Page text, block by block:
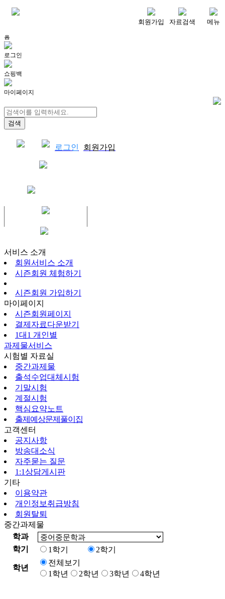
회원가입 자료검색 메뉴
홈
로그인
쇼핑백
마이페이지
로그인 회원가입
서비스 소개
회원서비스 소개
시즌회원 체험하기
시즌회원 가입하기
마이페이지
시즌회원페이지
결제자료다운받기
1대1 개인별
과제물서비스
시험별 자료실
중간과제물
출석수업대체시험
기말시험
계절시험
핵심요약노트
출제예상문제풀이집
고객센터
공지사항
방송대소식
자주묻는 질문
1:1상담게시판
기타
이용약관
개인정보취급방침
회원탈퇴
중간과제물
학과
학기
1학기 2학기
학년
전체보기
1학년
2학년 3학년 4학년